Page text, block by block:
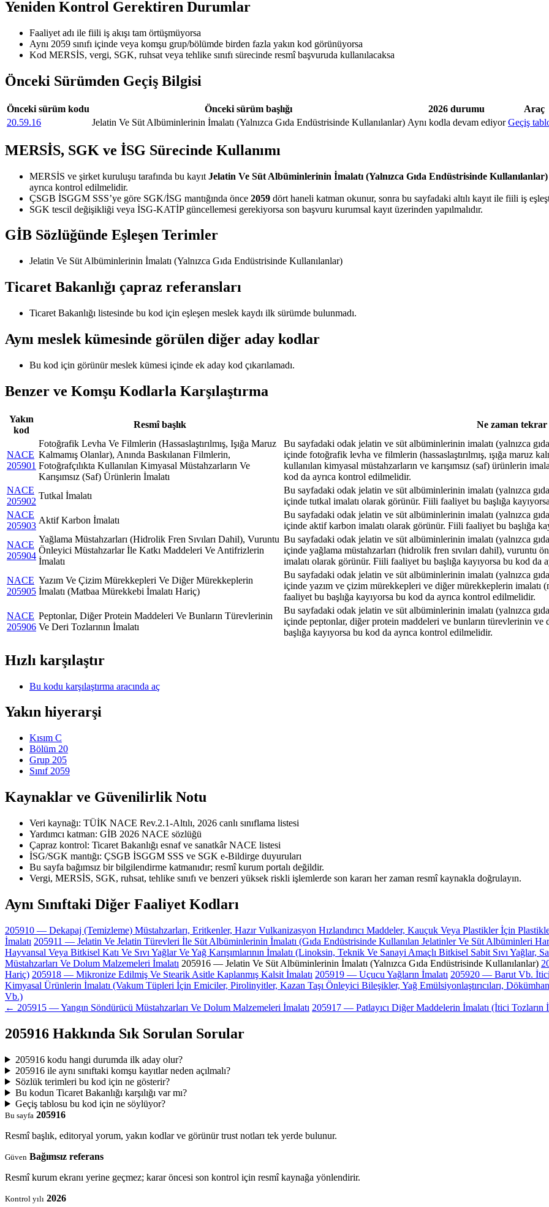
Yeniden Kontrol Gerektiren Durumlar
Faaliyet adı ile fiili iş akışı tam örtüşmüyorsa
Aynı 2059 sınıfı içinde veya komşu grup/bölümde birden fazla yakın kod görünüyorsa
Kod MERSİS, vergi, SGK, ruhsat veya tehlike sınıfı sürecinde resmî başvuruda kullanılacaksa
Önceki Sürümden Geçiş Bilgisi
Önceki sürüm kodu Önceki sürüm başlığı 2026 durumu
Araç
20.59.16
Jelatin Ve Süt Albüminlerinin İmalatı (Yalnızca Gıda Endüstrisinde Kullanılanlar) Aynı kodla devam ediyor Geçiş
MERSİS, SGK ve İSG Sürecinde Kullanımı
MERSİS ve şirket kuruluşu tarafında bu kayıt Jelatin Ve Süt Albüminlerinin İmalatı (Yalnızca Gıda Endüstrisinde Kullanılanlar)
ayrıca kontrol edilmelidir.
ÇSGB İSGGM SSS’ye göre SGK/İSG mantığında önce 2059 dört haneli katman okunur, sonra bu sayfadaki altılı kayıt ile fiili iş
SGK tescil değişikliği veya İSG-KATİP güncellemesi gerekiyorsa son başvuru kurumsal kayıt üzerinden yapılmalıdır.
GİB Sözlüğünde Eşleşen Terimler
Jelatin Ve Süt Albüminlerinin İmalatı (Yalnızca Gıda Endüstrisinde Kullanılanlar)
Ticaret Bakanlığı çapraz referansları
Ticaret Bakanlığı listesinde bu kod için eşleşen meslek kaydı ilk sürümde bulunmadı.
Aynı meslek kümesinde görülen diğer aday kodlar
Bu kod için görünür meslek kümesi içinde ek aday kod çıkarılamadı.
Benzer ve Komşu Kodlarla Karşılaştırma
Yakın
kod
Resmî başlık Ne zaman tekrar
NACE
205901
Fotoğrafik Levha Ve Filmlerin (Hassaslaştırılmış, Işığa Maruz
Kalmamış Olanlar), Anında Baskılanan Filmlerin,
Fotoğrafçılıkta Kullanılan Kimyasal Müstahzarların Ve
Karışımsız (Saf) Ürünlerin İmalatı
Bu sayfadaki odak jelatin ve süt albüminlerinin imalatı (yalnızca
içinde fotoğrafik levha ve filmlerin (hassaslaştırılmış, ışığa maruz
kullanılan kimyasal müstahzarların ve karışımsız (saf) ürünlerin
kod da ayrıca kontrol edilmelidir.
NACE
205902
Tutkal İmalatı
Bu sayfadaki odak jelatin ve süt albüminlerinin imalatı (yalnızca
içinde tutkal imalatı olarak görünür. Fiili faaliyet bu başlığa
NACE
205903
Aktif Karbon İmalatı
Bu sayfadaki odak jelatin ve süt albüminlerinin imalatı (yalnızca
içinde aktif karbon imalatı olarak görünür. Fiili faaliyet bu başlığa
NACE
205904
Yağlama Müstahzarları (Hidrolik Fren Sıvıları Dahil), Vuruntu
Önleyici Müstahzarlar İle Katkı Maddeleri Ve Antifrizlerin
İmalatı
Bu sayfadaki odak jelatin ve süt albüminlerinin imalatı (yalnızca
içinde yağlama müstahzarları (hidrolik fren sıvıları dahil), vuruntu
imalatı olarak görünür. Fiili faaliyet bu başlığa kayıyorsa bu kod da
NACE
205905
Yazım Ve Çizim Mürekkepleri Ve Diğer Mürekkeplerin
İmalatı (Matbaa Mürekkebi İmalatı Hariç)
Bu sayfadaki odak jelatin ve süt albüminlerinin imalatı (yalnızca
içinde yazım ve çizim mürekkepleri ve diğer mürekkeplerin imalatı
faaliyet bu başlığa kayıyorsa bu kod da ayrıca kontrol edilmelidir.
NACE
205906
Peptonlar, Diğer Protein Maddeleri Ve Bunların Türevlerinin
Ve Deri Tozlarının İmalatı
Bu sayfadaki odak jelatin ve süt albüminlerinin imalatı (yalnızca
içinde peptonlar, diğer protein maddeleri ve bunların türevlerinin ve
başlığa kayıyorsa bu kod da ayrıca kontrol edilmelidir.
Hızlı karşılaştır
Bu kodu karşılaştırma aracında aç
Yakın hiyerarşi
Kısım C
Bölüm 20
Grup 205
Sınıf 2059
Kaynaklar ve Güvenilirlik Notu
Veri kaynağı: TÜİK NACE Rev.2.1-Altılı, 2026 canlı sınıflama listesi
Yardımcı katman: GİB 2026 NACE sözlüğü
Çapraz kontrol: Ticaret Bakanlığı esnaf ve sanatkâr NACE listesi
İSG/SGK mantığı: ÇSGB İSGGM SSS ve SGK e-Bildirge duyuruları
Bu sayfa bağımsız bir bilgilendirme katmanıdır; resmî kurum portalı değildir.
Vergi, MERSİS, SGK, ruhsat, tehlike sınıfı ve benzeri yüksek riskli işlemlerde son kararı her zaman resmî kaynakla doğrulayın.
Aynı Sınıftaki Diğer Faaliyet Kodları
205910 — Dekapaj (Temizleme) Müstahzarları, Eritkenler, Hazır Vulkanizasyon Hızlandırıcı Maddeler, Kauçuk Veya Plastikler İçin
İmalatı 205911 — Jelatin Ve Jelatin Türevleri İle Süt Albüminlerinin İmalatı (Gıda Endüstrisinde Kullanılan Jelatinler Ve Süt Albüminleri
Hayvansal Veya Bitkisel Katı Ve Sıvı Yağlar Ve Yağ Karışımlarının İmalatı (Linoksin, Teknik Ve Sanayi Amaçlı Bitkisel Sabit Sıvı Yağlar,
Müstahzarları Ve Dolum Malzemeleri İmalatı 205916 — Jelatin Ve Süt Albüminlerinin İmalatı (Yalnızca Gıda Endüstrisinde Kullanılanlar)
Hariç) 205918 — Mikronize Edilmiş Ve Stearik Asitle Kaplanmış Kalsit İmalatı 205919 — Uçucu Yağların İmalatı 205920 — Barut Vb. İtici
Kimyasal Ürünlerin İmalatı (Vakum Tüpleri İçin Emiciler, Pirolinyitler, Kazan Taşı Önleyici Bileşikler, Yağ Emülsiyonlaştırıcıları,
Vb.)
← 205915 — Yangın Söndürücü Müstahzarları Ve Dolum Malzemeleri İmalatı 205917 — Patlayıcı Diğer Maddelerin İmalatı (İtici Tozların
205916 Hakkında Sık Sorulan Sorular
205916 kodu hangi durumda ilk aday olur?
205916 ile aynı sınıftaki komşu kayıtlar neden açılmalı?
Sözlük terimleri bu kod için ne gösterir?
Bu kodun Ticaret Bakanlığı karşılığı var mı?
Geçiş tablosu bu kod için ne söylüyor?
Bu sayfa 205916
Resmî başlık, editoryal yorum, yakın kodlar ve görünür trust notları tek yerde bulunur.
Güven Bağımsız referans
Resmî kurum ekranı yerine geçmez; karar öncesi son kontrol için resmî kaynağa yönlendirir.
Kontrol yılı 2026